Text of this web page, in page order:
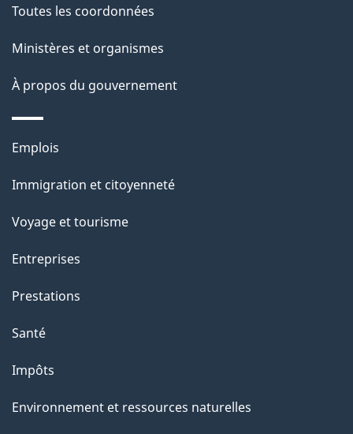
p
a
g
e
Toutes les coordonnées
Ministères et organismes
À propos du gouvernement
Thèmes
sujets
Emplois
Immigration et citoyenneté
Voyage et tourisme
Entreprises
Prestations
Santé
Impôts
Environnement et ressources naturelles